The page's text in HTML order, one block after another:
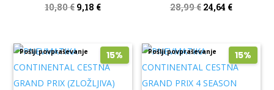
10,80€ Izvirna
bila:
10,80 €.
9,18 €Trenutna
9,18 €.
28,99€ Izvirna
bila:
28,99 €.
24,64 €Trenutna
24,64 €.
Pošlji povpraševanje 15% Pošlji povpraševanje 15%